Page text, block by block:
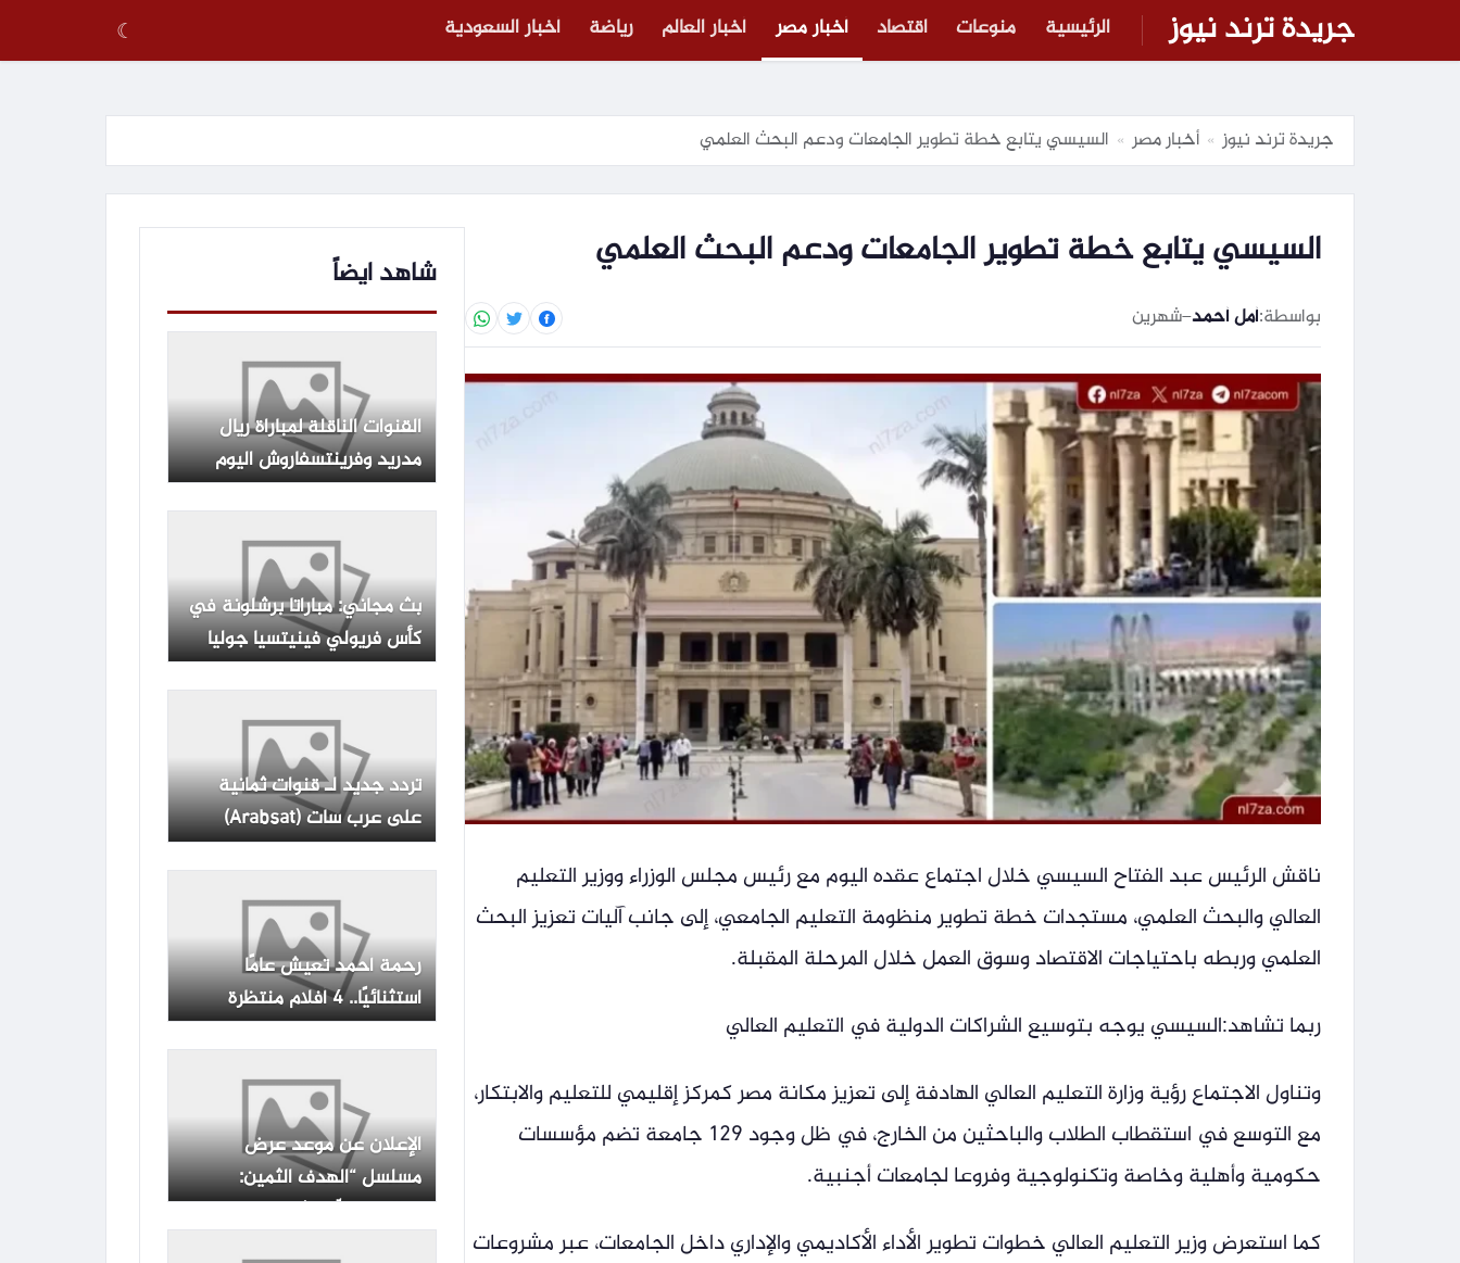
جريدة ترند نيوز الرئيسية منوعات اقتصاد أخبار مصر أخبار العالم رياضة أخبار السعودية ☾
جريدة ترند نيوز » أخبار مصر » السيسي يتابع خطة تطوير الجامعات ودعم البحث العلمي
السيسي يتابع خطة تطوير الجامعات ودعم البحث العلمي
بواسطة:أمل أحمد–شهرين
ناقش الرئيس عبد الفتاح السيسي خلال اجتماع عقده اليوم مع رئيس مجلس الوزراء ووزير التعليم
العالي والبحث العلمي، مستجدات خطة تطوير منظومة التعليم الجامعي، إلى جانب آليات تعزيز البحث
العلمي وربطه باحتياجات الاقتصاد وسوق العمل خلال المرحلة المقبلة.
ربما تشاهد:السيسي يوجه بتوسيع الشراكات الدولية في التعليم العالي
وتناول الاجتماع رؤية وزارة التعليم العالي الهادفة إلى تعزيز مكانة مصر كمركز إقليمي للتعليم والابتكار،
مع التوسع في استقطاب الطلاب والباحثين من الخارج، في ظل وجود 129 جامعة تضم مؤسسات
حكومية وأهلية وخاصة وتكنولوجية وفروعا لجامعات أجنبية.
كما استعرض وزير التعليم العالي خطوات تطوير الأداء الأكاديمي والإداري داخل الجامعات، عبر مشروعات
شاهد ايضاً
القنوات الناقلة لمباراة ريال
مدريد وفرينتسفاروش اليوم
بث مجاني: مباراتا برشلونة في
كأس فريولي فينيتسيا جوليا
عبر MBC ACTION
تردد جديد لـ قنوات ثمانية
على عرب سات (Arabsat)
رحمة أحمد تعيش عامًا
استثنائيًا.. 4 أفلام منتظرة
ومسلسل بطولة مطلقة
الإعلان عن موعد عرض
مسلسل “الهدف الثمين:
مطاردة صدّام” | فن